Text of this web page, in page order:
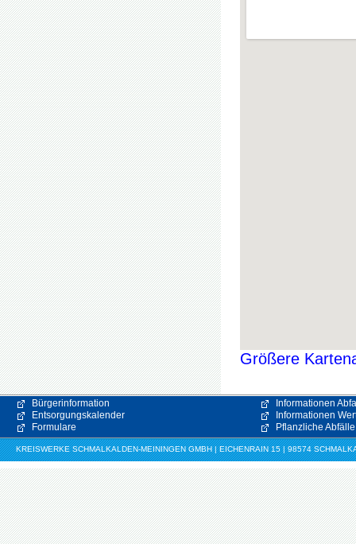
Größere
Bürgerinformation
Entsorgungskalender
Formulare
Informationen
Informationen
Pflanzliche Abfälle
KREISWERKE SCHMALKALDEN-MEININGEN GMBH | EICHENRAIN 15 | 98574